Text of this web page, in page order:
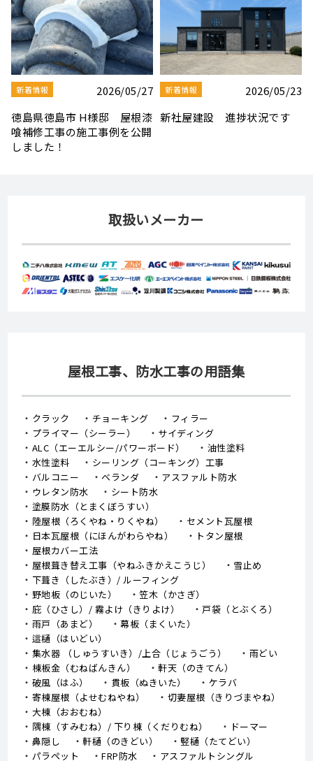
新着情報
2026/08/03
夏季休業のお知らせ
新着情報
2026/07/30
【社屋移転のお知らせ】
取扱いメーカー
屋根工事、防水工事の用語集
クラック チョーキング
フィラー
プライマー（シーラー）
サイディング
ALC（エーエルシー/パワーボード）
油性塗料
水性塗料
シーリング（コーキング）工事
バルコニー
ベランダ
アスファルト防水
ウレタン防水
シート防水
塗膜防水（とまくぼうすい）
陸屋根（ろくやね・りくやね）
セメント瓦屋根
日本瓦屋根（にほんがわらやね）
トタン屋根
屋根カバー工法
屋根葺き替え工事（やねふきかえこうじ）
雪止め
下葺き（したぶき）/ ルーフィング
野地板（のじいた）
笠木（かさぎ）
庇（ひさし）/ 霧よけ（きりよけ）
戸袋（とぶくろ）
雨戸（あまど）
幕板（まくいた）
這樋（はいどい）
集水器 （しゅうすいき）/上合（じょうごう）
雨どい
棟板金（むねばんきん）
軒天（のきてん）
破風（はふ）
貫板（ぬきいた）
ケラバ
寄棟屋根（よせむねやね）
切妻屋根（きりづまやね）
大棟（おおむね）
隅棟（すみむね）/ 下り棟（くだりむね）
ドーマー
鼻隠し
軒樋（のきどい）
竪樋（たてどい）
パラペット
FRP防水 アスファルトシングル